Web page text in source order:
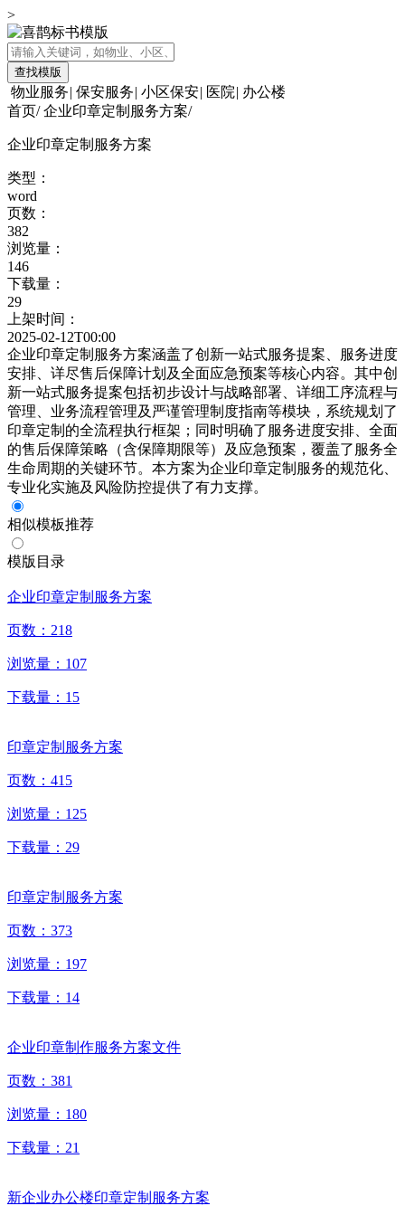
>
查找模版
物业服务| 保安服务| 小区保安| 医院| 办公楼
首页/ 企业印章定制服务方案/
企业印章定制服务方案
类型：
word
页数：
382
浏览量：
146
下载量：
29
上架时间：
2025-02-12T00:00
企业印章定制服务方案涵盖了创新一站式服务提案、服务进度
安排、详尽售后保障计划及全面应急预案等核心内容。其中创
新一站式服务提案包括初步设计与战略部署、详细工序流程与
管理、业务流程管理及严谨管理制度指南等模块，系统规划了
印章定制的全流程执行框架；同时明确了服务进度安排、全面
的售后保障策略（含保障期限等）及应急预案，覆盖了服务全
生命周期的关键环节。本方案为企业印章定制服务的规范化、
专业化实施及风险防控提供了有力支撑。
相似模板推荐
模版目录
企业印章定制服务方案
页数： 218
浏览量： 107
下载量： 15
印章定制服务方案
页数： 415
浏览量： 125
下载量： 29
印章定制服务方案
页数： 373
浏览量： 197
下载量： 14
企业印章制作服务方案文件
页数： 381
浏览量： 180
下载量： 21
新企业办公楼印章定制服务方案